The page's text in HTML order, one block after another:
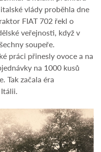
vlády proběhla dne
FIAT 702 řekl o
veřejnosti, když v
soupeře.
práci přinesly ovoce a na
na 1000 kusů
Tak začala éra